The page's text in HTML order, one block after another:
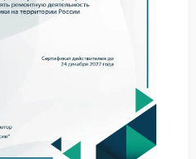
Не стоит подключать ИБП
качества и
количеством техники.
запахе гари;
опыта работы с